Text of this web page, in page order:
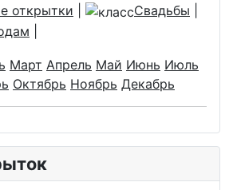
открытки
Свадьбы
Март Апрель Май Июнь Июль
Октябрь Ноябрь Декабрь